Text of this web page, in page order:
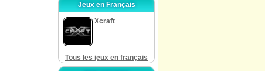
Jeux en Français
Xcraft
Tous les jeux en français